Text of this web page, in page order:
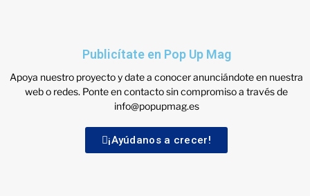
Publicítate en Pop Up Mag
Apoya nuestro proyecto y date a conocer anunciándote en nuestra
web o redes. Ponte en contacto sin compromiso a través de
info@popupmag.es
¡Ayúdanos a crecer!